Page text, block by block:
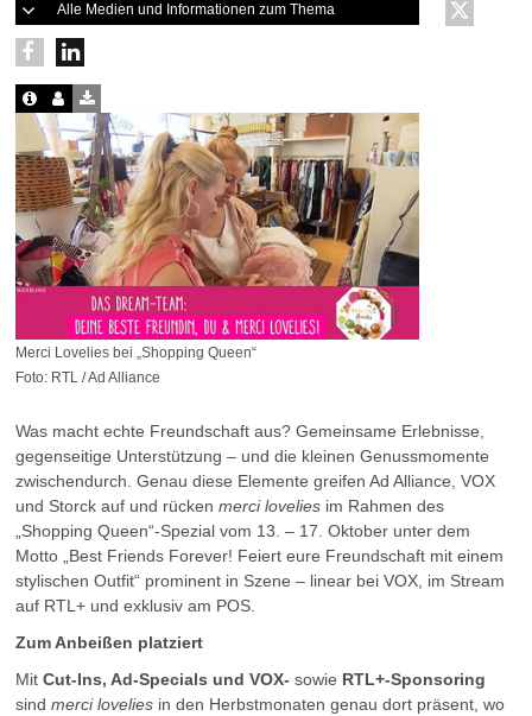
Alle Medien und Informationen zum Thema
Merci Lovelies bei „Shopping Queen“
Foto: RTL / Ad Alliance
Was macht echte Freundschaft aus? Gemeinsame Erlebnisse,
gegenseitige Unterstützung – und die kleinen Genussmomente
zwischendurch. Genau diese Elemente greifen Ad Alliance, VOX
und Storck auf und rücken merci lovelies im Rahmen des
„Shopping Queen“-Spezial vom 13. – 17. Oktober unter dem
Motto „Best Friends Forever! Feiert eure Freundschaft mit einem
stylischen Outfit“ prominent in Szene – linear bei VOX, im Stream
auf RTL+ und exklusiv am POS.
Zum Anbeißen platziert
Mit Cut-Ins, Ad-Specials und VOX- sowie RTL+-Sponsoring
sind merci lovelies in den Herbstmonaten genau dort präsent, wo